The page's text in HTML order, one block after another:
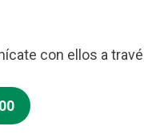
con ellos a